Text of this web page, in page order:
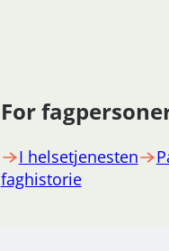
For
I helsetjenesten
faghistorie